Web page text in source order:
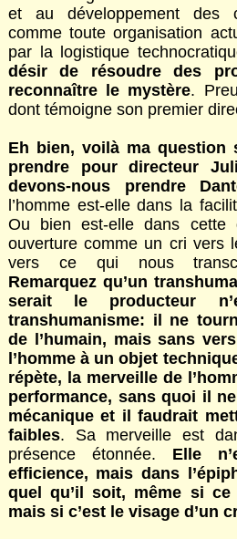
et au développement des
comme toute organisation
par la logistique
désir de résoudre des
reconnaître le mystère.
dont témoigne son premier
Eh bien, voilà ma question
prendre pour directeur
devons-nous prendre
l’homme est-elle dans la
Ou bien est-elle dans cette
ouverture comme un cri vers
vers ce qui nous
Remarquez qu’un
serait le producteur
transhumanisme: il ne
de l’humain, mais sans
l’homme à un objet
répète, la merveille de
performance, sans quoi il
mécanique et il faudrait
faibles. Sa merveille est
présence étonnée. Elle
efficience, mais dans
quel qu’il soit, même si
mais si c’est le visage d’un